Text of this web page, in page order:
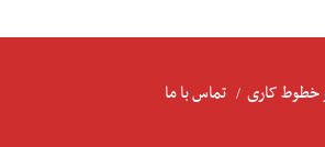
خطوط کاری تماس با ما